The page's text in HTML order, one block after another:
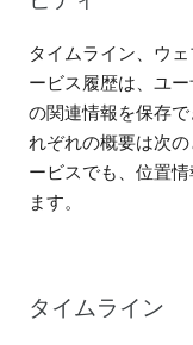
タイムライン、ウ
ービス履歴は、ユ
の関連情報を保存
れぞれの概要は次
ービスでも、位置
ます。
タイムライン